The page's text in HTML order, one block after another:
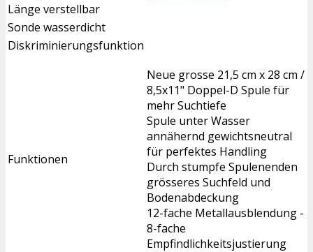
Länge verstellbar
Sonde wasserdicht
Diskriminierungsfunktion
Funktionen
Neue grosse 21,5 cm x 28 cm /
8,5x11" Doppel-D Spule für
mehr Suchtiefe
Spule unter Wasser
annähernd gewichtsneutral
für perfektes Handling
Durch stumpfe Spulenenden
grösseres Suchfeld und
Bodenabdeckung
12-fache Metallausblendung -
8-fache
Empfindlichkeitsjustierung